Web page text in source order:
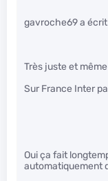
gavroche69 a écrit
Très juste et
Sur France Inter
Oui ça fait
automatiquement